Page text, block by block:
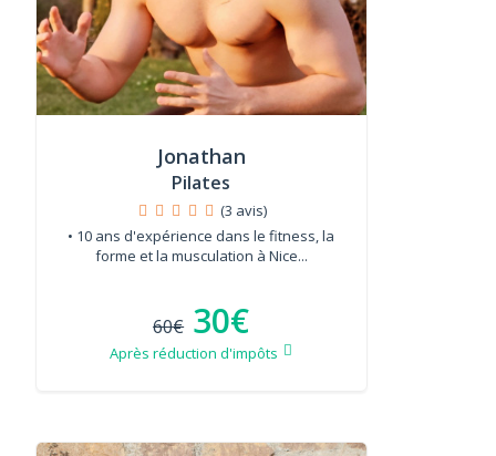
Jonathan
Pilates
(3 avis)
• 10 ans d'expérience dans le fitness, la
forme et la musculation à Nice...
60€ 30€
Après réduction d'impôts